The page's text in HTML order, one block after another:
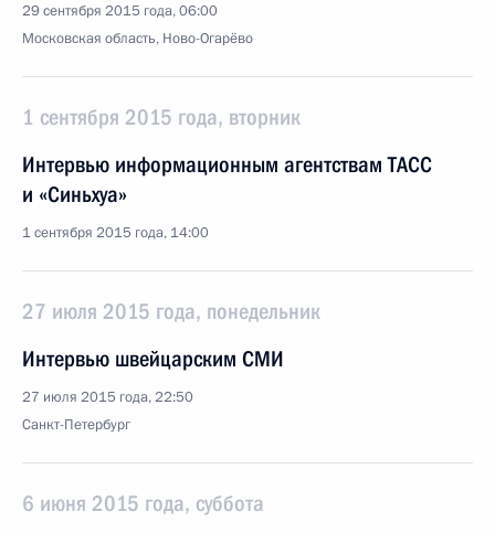
29 сентября 2015 года, 06:00
Московская область, Ново-Огарёво
1 сентября 2015 года, вторник
Интервью информационным агентствам ТАСС
и «Синьхуа»
1 сентября 2015 года, 14:00
27 июля 2015 года, понедельник
Интервью швейцарским СМИ
27 июля 2015 года, 22:50
Санкт-Петербург
6 июня 2015 года, суббота